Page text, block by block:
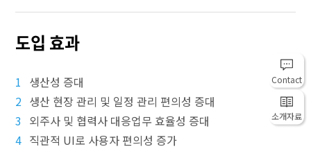
Contact
소개자료
도입 효과
1 생산성 증대
2 생산 현장 관리 및 일정 관리 편의성 증대
3 외주사 및 협력사 대응업무 효율성 증대
4 직관적 UI로 사용자 편의성 증가